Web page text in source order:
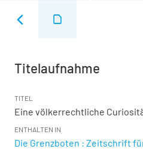
Titelaufnahme
TITEL
Eine völkerrechtliche
ENTHALTEN IN
Die Grenzboten : Zeitschrift